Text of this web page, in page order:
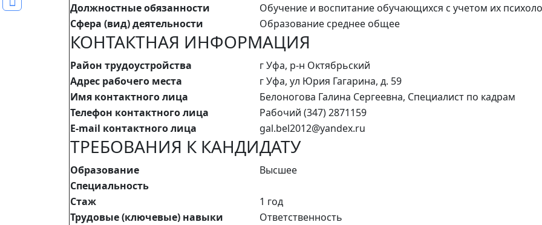
Должностные обязанности
Обучение и воспитание обучающихся с учетом их
Сфера (вид) деятельности
Образование среднее общее
КОНТАКТНАЯ ИНФОРМАЦИЯ
Район трудоустройства
г Уфа, р-н Октябрьский
Адрес рабочего места
г Уфа, ул Юрия Гагарина, д. 59
Имя контактного лица
Белоногова Галина Сергеевна, Специалист по кадрам
Телефон контактного лица
Рабочий (347) 2871159
E-mail контактного лица
gal.bel2012@yandex.ru
ТРЕБОВАНИЯ К КАНДИДАТУ
Образование
Высшее
Специальность
Стаж
1 год
Трудовые (ключевые) навыки
Ответственность